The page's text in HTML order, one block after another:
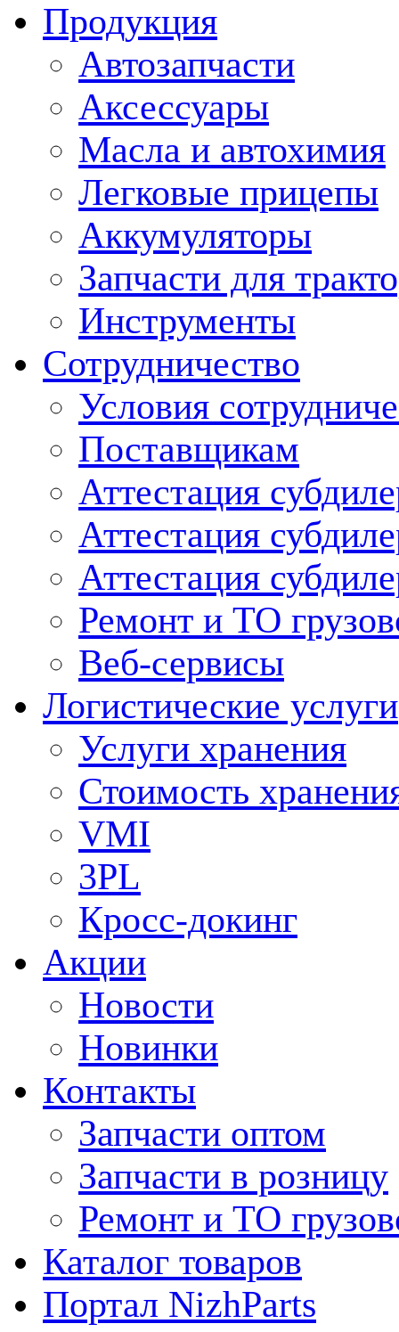
Продукция
Автозапчасти
Аксессуары
Масла и автохимия
Легковые прицепы
Аккумуляторы
Запчасти для
Инструменты
Сотрудничество
Условия
Поставщикам
Аттестация
Аттестация
Аттестация
Ремонт и ТО
Веб-сервисы
Логистические услуги
Услуги хранения
Стоимость
VMI
3PL
Кросс-докинг
Акции
Новости
Новинки
Контакты
Запчасти оптом
Запчасти в розницу
Ремонт и ТО
Каталог товаров
Портал NizhParts